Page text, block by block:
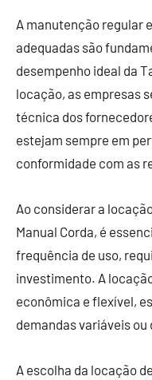
A manutenção regular
adequadas são
desempenho ideal da
locação, as empresas
técnica dos
estejam sempre em
conformidade com as
Ao considerar a
Manual Corda, é
frequência de uso,
investimento. A
econômica e flexível,
demandas variáveis ou
A escolha da locação